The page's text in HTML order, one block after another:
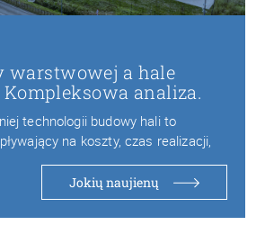
warstwowej a hale
analiza.
technologii budowy hali to
na koszty, czas realizacji,
Jokių naujienų